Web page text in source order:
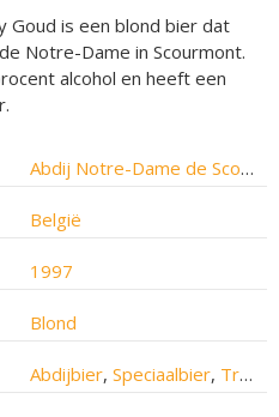
Goud is een blond bier dat
Notre-Dame in Scourmont.
alcohol en heeft een
Abdij Notre-Dame de Scourmont
België
1997
Blond
Abdijbier, Speciaalbier, Trappistenbier